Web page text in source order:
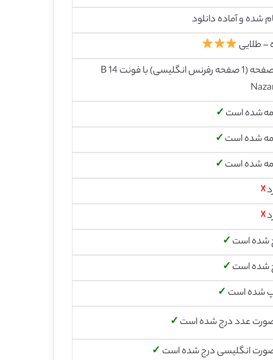
شده و آماده دانلود
– طلایی
14 صفحه (1 صفحه رفرنس انگلیسی) با فونت 14 B
شده است ✓
شده است ✓
شده است ✓
☓
☓
شده است ✓
شده است ✓
شده است ✓
عدد درج شده است ✓
انگلیسی درج شده است ✓